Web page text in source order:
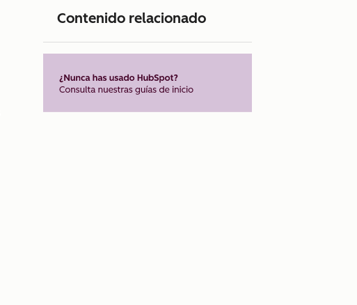
Contenido relacionado